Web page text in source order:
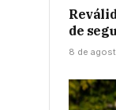
de
8 de